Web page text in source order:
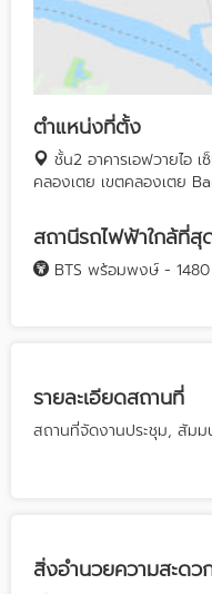
ตำแหน่งที่ตั้ง
ชั้น2 อาคารเอฟวายไอ
คลองเตย เขตคลองเตย
สถานีรถไฟฟ้าใกล้ที่สุ
BTS พร้อมพงษ์ - 1480
รายละเอียดสถานที่
สถานที่จัดงานประชุม, สัมม
สิ่งอำนวยความสะดว